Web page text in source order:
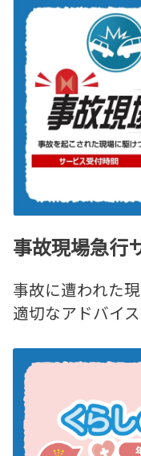
事故現場急行
事故に遭われた
適切なアドバイ